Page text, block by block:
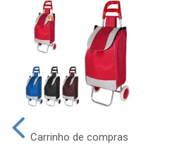
Carrinho de compras